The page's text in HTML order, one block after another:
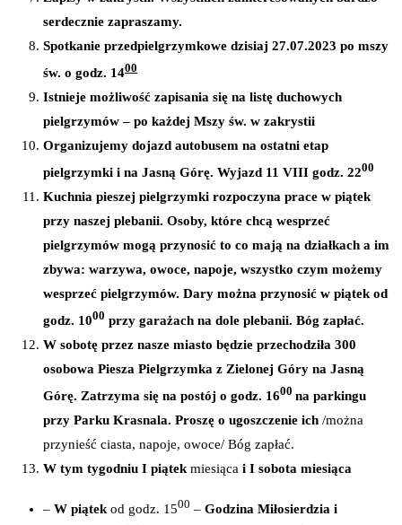
serdecznie zapraszamy.
Spotkanie przedpielgrzymkowe dzisiaj 27.07.2023 po mszy
św. o godz. 1400
Istnieje możliwość zapisania się na listę duchowych
pielgrzymów – po każdej Mszy św. w zakrystii
Organizujemy dojazd autobusem na ostatni etap
pielgrzymki i na Jasną Górę. Wyjazd 11 VIII godz. 2200
Kuchnia pieszej pielgrzymki rozpoczyna prace w piątek
przy naszej plebanii. Osoby, które chcą wesprzeć
pielgrzymów mogą przynosić to co mają na działkach a im
zbywa: warzywa, owoce, napoje, wszystko czym możemy
wesprzeć pielgrzymów. Dary można przynosić w piątek od
godz. 1000 przy garażach na dole plebanii. Bóg zapłać.
W sobotę przez nasze miasto będzie przechodziła 300
osobowa Piesza Pielgrzymka z Zielonej Góry na Jasną
Górę. Zatrzyma się na postój o godz. 1600 na parkingu
przy Parku Krasnala. Proszę o ugoszczenie ich /można
przynieść ciasta, napoje, owoce/ Bóg zapłać.
W tym tygodniu I piątekmiesiąca i I sobota miesiąca
– W piątekod godz. 1500 – Godzina Miłosierdzia i